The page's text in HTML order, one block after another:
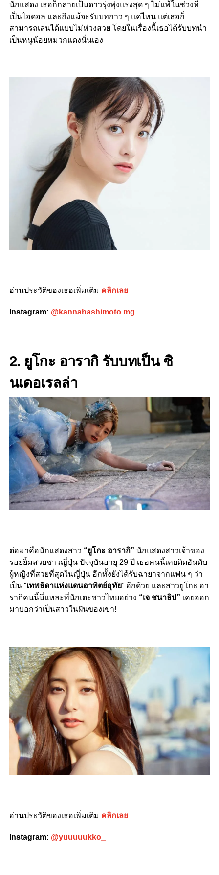
นักแสดง เธอก็กลายเป็นดาวรุ่งพุ่งแรงสุด ๆ ไม่แพ้ในช่วงที่
เป็นไอดอล และถึงแม้จะรับบทกาว ๆ แค่ไหน แต่เธอก็
สามารถเล่นได้แบบไม่ห่วงสวย โดยในเรื่องนี้เธอได้รับบทนำ
เป็นหนูน้อยหมวกแดงนั่นเอง
อ่านประวัติของเธอเพิ่มเติม คลิกเลย
Instagram: @kannahashimoto.mg
2. ยูโกะ อารากิ รับบทเป็น ซิ
นเดอเรลล่า
ต่อมาคือนักแสดงสาว “ยูโกะ อารากิ” นักแสดงสาวเจ้าของ
รอยยิ้มสวยชาวญี่ปุ่น ปัจจุบันอายุ 29 ปี เธอคนนี้เคยติดอันดับ
ผู้หญิงที่สวยที่สุดในญี่ปุ่น อีกทั้งยังได้รับฉายาจากแฟน ๆ ว่า
เป็น “เทพธิดาแห่งแดนอาทิตย์อุทัย” อีกด้วย และสาวยูโกะ อา
รากิคนนี้นี่แหละที่นักเตะชาวไทยอย่าง “เจ ชนาธิป” เคยออก
มาบอกว่าเป็นสาวในฝันของเขา!
อ่านประวัติของเธอเพิ่มเติม คลิกเลย
Instagram: @yuuuuukko_